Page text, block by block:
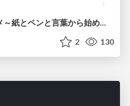
言葉の格闘技のススメ～紙とペンと言葉から始める、キャリアの描き方～
2 130